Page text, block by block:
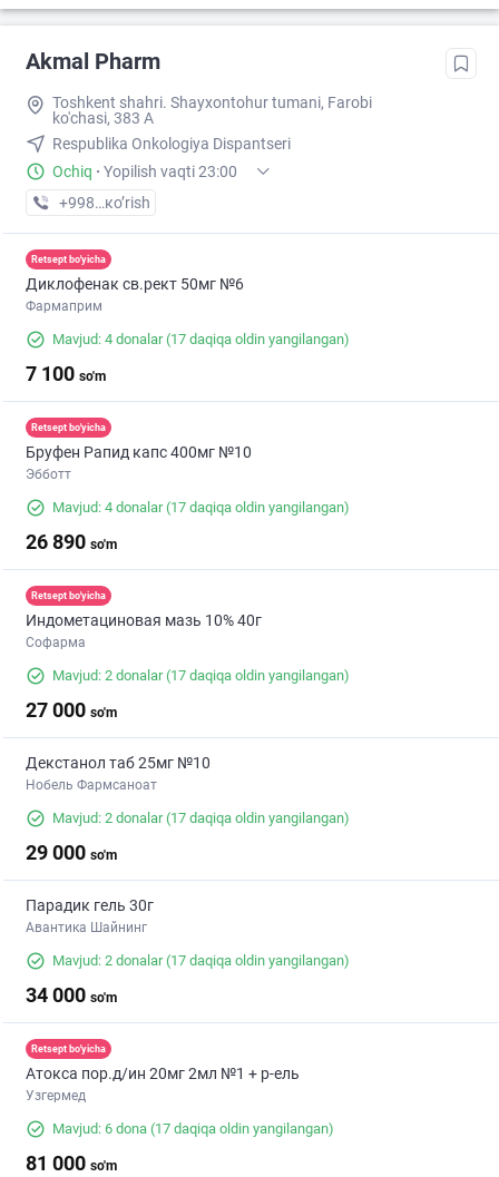
Akmal Pharm
Toshkent shahri. Shayxontohur tumani, Farobi
ko'chasi, 383 A
Respublika Onkologiya Dispantseri
Ochiq · Yopilish vaqti 23:00
+998 (99) XXX-XX-XX
кo’rish
Retsept bo'yicha
Диклофенак св.рект 50мг №6
Фармаприм
Mavjud: 4 donalar(17 daqiqa oldin yangilangan)
7 100 so'm
Retsept bo'yicha
Бруфен Рапид капс 400мг №10
Эбботт
Mavjud: 4 donalar(17 daqiqa oldin yangilangan)
26 890 so'm
Retsept bo'yicha
Индометациновая мазь 10% 40г
Софарма
Mavjud: 2 donalar(17 daqiqa oldin yangilangan)
27 000 so'm
Декстанол таб 25мг №10
Нобель Фармсаноат
Mavjud: 2 donalar(17 daqiqa oldin yangilangan)
29 000 so'm
Парадик гель 30г
Авантика Шайнинг
Mavjud: 2 donalar(17 daqiqa oldin yangilangan)
34 000 so'm
Retsept bo'yicha
Атокса пор.д/ин 20мг 2мл №1 + р-ель
Узгермед
Mavjud: 6 dona (17 daqiqa oldin yangilangan)
81 000 so'm